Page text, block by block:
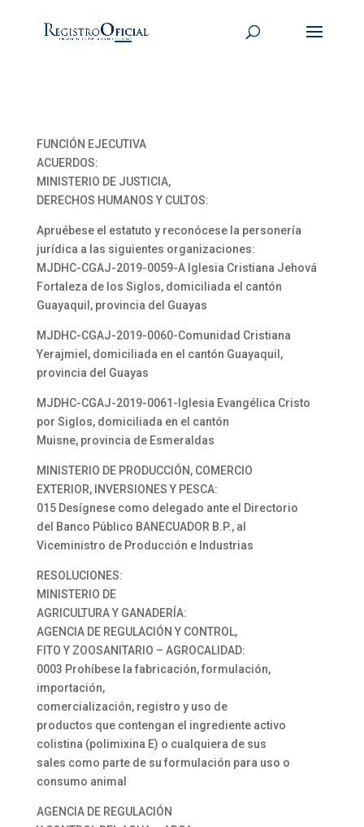
FUNCIÓN EJECUTIVA
ACUERDOS:
MINISTERIO DE JUSTICIA,
DERECHOS HUMANOS Y CULTOS:
Apruébese el estatuto y reconócese la personería
jurídica a las siguientes organizaciones:
MJDHC-CGAJ-2019-0059-A Iglesia Cristiana Jehová
Fortaleza de los Siglos, domiciliada el cantón
Guayaquil, provincia del Guayas
MJDHC-CGAJ-2019-0060-Comunidad Cristiana
Yerajmiel, domiciliada en el cantón Guayaquil,
provincia del Guayas
MJDHC-CGAJ-2019-0061-Iglesia Evangélica Cristo
por Siglos, domiciliada en el cantón
Muisne, provincia de Esmeraldas
MINISTERIO DE PRODUCCIÓN, COMERCIO
EXTERIOR, INVERSIONES Y PESCA:
015 Desígnese como delegado ante el Directorio
del Banco Público BANECUADOR B.P., al
Viceministro de Producción e Industrias
RESOLUCIONES:
MINISTERIO DE
AGRICULTURA Y GANADERÍA:
AGENCIA DE REGULACIÓN Y CONTROL,
FITO Y ZOOSANITARIO – AGROCALIDAD:
0003 Prohíbese la fabricación, formulación,
importación,
comercialización, registro y uso de
productos que contengan el ingrediente activo
colistina (polimixina E) o cualquiera de sus
sales como parte de su formulación para uso o
consumo animal
AGENCIA DE REGULACIÓN